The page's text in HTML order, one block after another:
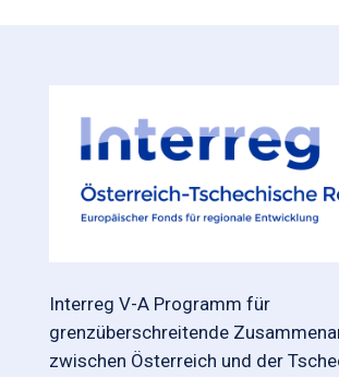
Interreg V-A Programm für
grenzüberschreitende
zwischen Österreich und der